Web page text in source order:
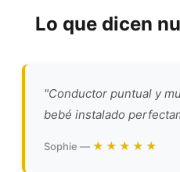
Lo que dicen
"Conductor puntual y
bebé instalado
Sophie — ★★★★★